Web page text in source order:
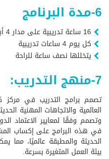
6-مدة البرنامج
16 ساعة تدريبية على مدار 4 أيام
كل يوم 4 ساعات تدريبية
يتخللها نصف ساعة للراحة
7-منهج التدريب:
تصمم برامج التدريب في مركز
العالمية والاتجاهات المهنية
وتصمم وفقًا لمعايير الاعتماد
في هذه البرامج على إكساب
الحديثة والمطبقة عالميًا،
بيئة العمل المتغيرة بسرعة.